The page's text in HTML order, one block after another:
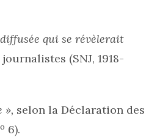
qui se révèlerait
(SNJ, 1918-
», selon la Déclaration des
o 6).